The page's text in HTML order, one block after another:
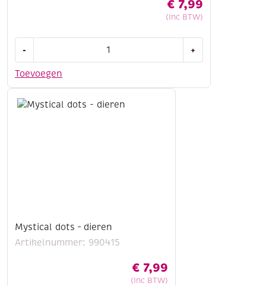
€ 7,99
(Inc BTW)
Toevoegen
-
naar
-
Rond
+
Mystical dots – dieren
Artikelnummer: 990415
€ 7,99
(Inc BTW)